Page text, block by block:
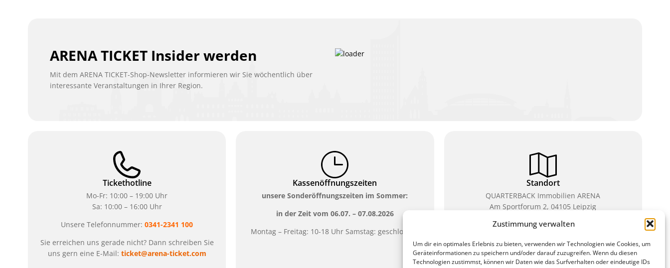
Zustimmung verwalten
Um dir ein optimales Erlebnis zu bieten, verwenden wir Technologien wie Cookies, um
Geräteinformationen zu speichern und/oder darauf zuzugreifen. Wenn du diesen
Technologien zustimmst, können wir Daten wie das Surfverhalten oder eindeutige IDs
ARENA TICKET Insider werden
Mit dem ARENA TICKET-Shop-Newsletter informieren wir Sie wöchentlich über
interessante Veranstaltungen in Ihrer Region.
Tickethotline
Mo-Fr: 10:00 – 19:00 Uhr
Sa: 10:00 – 16:00 Uhr
Unsere Telefonnummer:0341-2341 100
Sie erreichen uns gerade nicht? Dann schreiben Sie
uns gern eine E-Mail: ticket@arena-ticket.com
Kassenöffnungszeiten
unsere Sonderöffnungszeiten im Sommer:
in der Zeit vom 06.07. – 07.08.2026
Montag – Freitag: 10-18 Uhr Samstag: geschlossen
Standort
QUARTERBACK Immobilien ARENA
Am Sportforum 2, 04105 Leipzig
Sie erreichen uns mit dem Öffentlichen Nahverkehr:
Waldplatz/Arena. Kostenfreies Parken ist während
des Ticketkaufs möglich.